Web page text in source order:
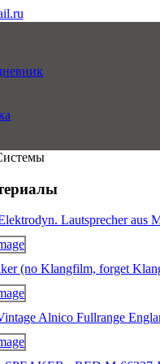
Lautsprecher aus
(no Klangfilm, forget
Alnico Fullrange